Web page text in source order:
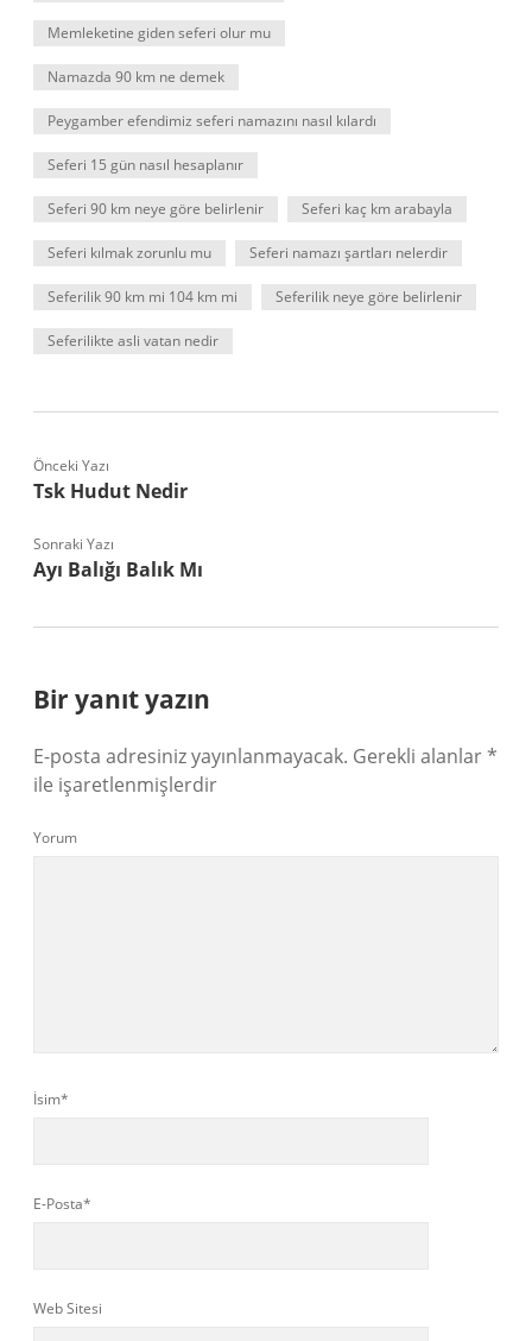
Memleketine giden seferi olur mu
Namazda 90 km ne demek
Peygamber efendimiz seferi namazını nasıl kılardı
Seferi 15 gün nasıl hesaplanır
Seferi 90 km neye göre belirlenir Seferi kaç km arabayla
Seferi kılmak zorunlu mu Seferi namazı şartları nelerdir
Seferilik 90 km mi 104 km mi Seferilik neye göre belirlenir
Seferilikte asli vatan nedir
Önceki Yazı
Tsk Hudut Nedir
Sonraki Yazı
Ayı Balığı Balık Mı
Bir yanıt yazın
E-posta adresiniz yayınlanmayacak. Gerekli alanlar*
ile işaretlenmişlerdir
Yorum
İsim*
E-Posta*
Web Sitesi